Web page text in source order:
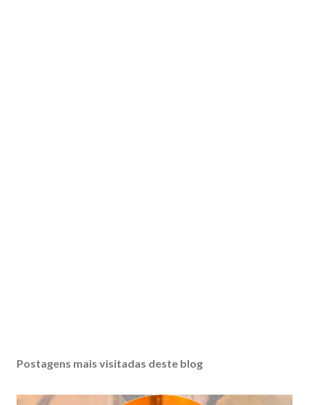
Postagens mais visitadas deste blog